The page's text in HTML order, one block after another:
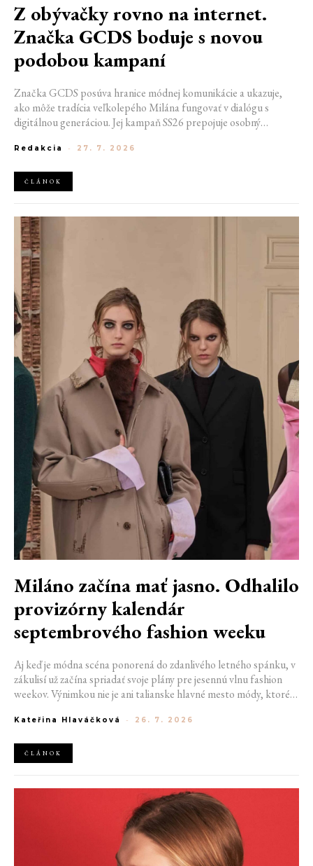
Z obývačky rovno na internet.
Značka GCDS boduje s novou
podobou kampaní
Značka GCDS posúva hranice módnej komunikácie a ukazuje,
ako môže tradícia veľkolepého Milána fungovať v dialógu s
digitálnou generáciou. Jej kampaň SS26 prepojuje osobný
spôsob, akým dnes módu vnímame a zdieľame. Zároveň
trendy a vytvárať autentické spojenie medzi módou, digitálnym
prostredím a každodenným životom mladej generácie.
Redakcia - 27. 7. 2026
ČLÁNOK
Miláno začína mať jasno. Odhalilo
provizórny kalendár
septembrového fashion weeku
Aj keď je módna scéna ponorená do zdanlivého letného spánku, v
zákulisí už začína spriadať svoje plány pre jesennú vlnu fashion
weekov. Výnimkou nie je ani talianske hlavné mesto módy, ktoré
od 22. do 28. septembra privíta tradičné mená, pozornosť však
značky Moschino.
Kateřina Hlaváčková - 26. 7. 2026
ČLÁNOK